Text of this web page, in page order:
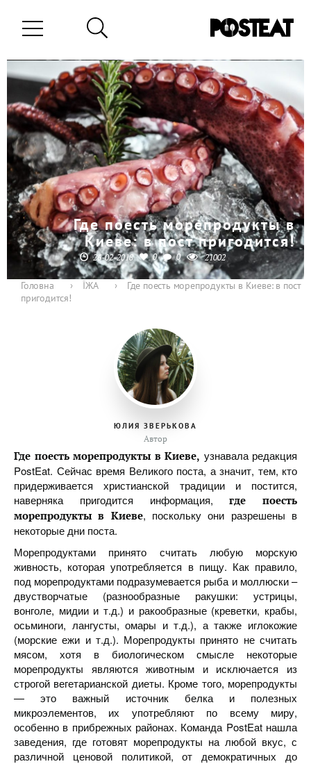
Где поесть морепродукты в
Киеве: в пост пригодится!
26-02-2018 0 0 21002
Головна › ЇЖА ›
Где поесть морепродукты в Киеве: в пост
пригодится!
ЮЛИЯ ЗВЕРЬКОВА
Автор
Где поесть морепродукты в Киеве, узнавала редакция
PostEat. Сейчас время Великого поста, а значит, тем, кто
придерживается христианской традиции и постится,
наверняка пригодится информация,где поесть
морепродукты в Киеве, поскольку они разрешены в
некоторые дни поста.
Морепродуктами принято считать любую морскую
живность, которая употребляется в пищу. Как правило,
под морепродуктами подразумевается рыба и моллюски –
двустворчатые (разнообразные ракушки: устрицы,
вонголе, мидии и т.д.) и ракообразные (креветки, крабы,
осьминоги, лангусты, омары и т.д.), а также иглокожие
(морские ежи и т.д.). Морепродукты принято не считать
мясом, хотя в биологическом смысле некоторые
морепродукты являются животным и исключается из
строгой вегетарианской диеты. Кроме того, морепродукты
— это важный источник белка и полезных
микроэлементов, их употребляют по всему миру,
особенно в прибрежных районах. Команда PostEat нашла
заведения, где готовят морепродукты на любой вкус, с
различной ценовой политикой, от демократичных до